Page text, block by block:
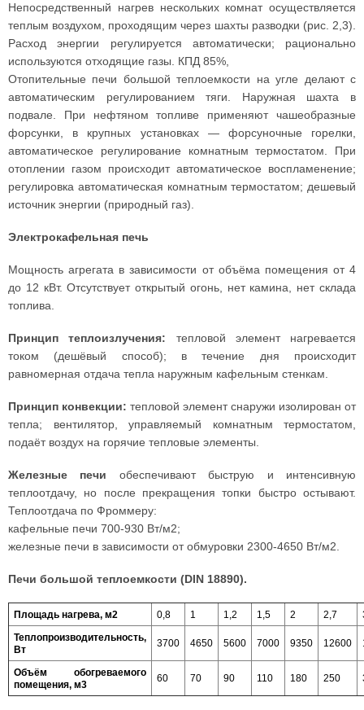
Непосредственный нагрев нескольких комнат осуществляется
теплым воздухом, проходящим через шахты разводки (рис. 2,3).
Расход энергии регулируется автоматически; рационально
используются отходящие газы. КПД 85%,
Отопительные печи большой теплоемкости на угле делают с
автоматическим регулированием тяги. Наружная шахта в
подвале. При нефтяном топливе применяют чашеобразные
форсунки, в крупных установках — форсуночные горелки,
автоматическое регулирование комнатным термостатом. При
отоплении газом происходит автоматическое воспламенение;
регулировка автоматическая комнатным термостатом; дешевый
источник энергии (природный газ).
Электрокафельная печь
Мощность агрегата в зависимости от объёма помещения от 4
до 12 кВт. Отсутствует открытый огонь, нет камина, нет склада
топлива.
Принцип теплоизлучения: тепловой элемент нагревается
током (дешёвый способ); в течение дня происходит
равномерная отдача тепла наружным кафельным стенкам.
Принцип конвекции: тепловой элемент снаружи изолирован от
тепла; вентилятор, управляемый комнатным термостатом,
подаёт воздух на горячие тепловые элементы.
Железные печи обеспечивают быструю и интенсивную
теплоотдачу, но после прекращения топки быстро остывают.
Теплоотдача по Фроммеру:
кафельные печи 700-930 Вт/м2;
железные печи в зависимости от обмуровки 2300-4650 Вт/м2.
Печи большой теплоемкости (DIN 18890).
Площадь нагрева, м2 0,8 1 1,2 1,5 2 2,7
Теплопроизводительность,
Вт
3700 4650 5600 7000 9350 12600
Объём обогреваемого
помещения, м3
60 70 90 110 180 250